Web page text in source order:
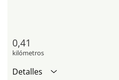
0,41
kilómetros
Detalles